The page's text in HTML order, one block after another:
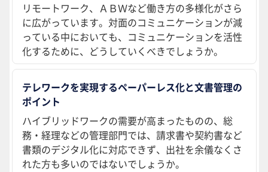
リモートワーク、ＡＢＷなど働き方の多様化がさら
に広がっています。対面のコミュニケーションが減
っている中においても、コミュニケーションを活性
化するために、どうしていくべきでしょうか。
テレワークを実現するペーパーレス化と文書管理の
ポイント
ハイブリッドワークの需要が高まったものの、総
務・経理などの管理部門では、請求書や契約書など
書類のデジタル化に対応できず、出社を余儀なくさ
れた方も多いのではないでしょうか。